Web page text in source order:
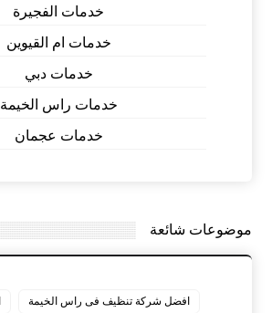
خدمات الفجيرة
خدمات ام القيوين
خدمات دبي
خدمات راس الخيمة
خدمات عجمان
موضوعات شائعة
افضل شركة تنظيف فى راس الخيمة